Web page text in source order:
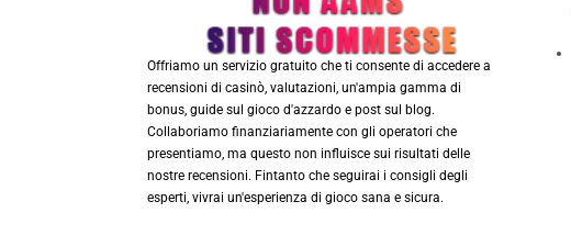
Offriamo un servizio gratuito che ti consente di accedere a
recensioni di casinò, valutazioni, un'ampia gamma di
bonus, guide sul gioco d'azzardo e post sul blog.
Collaboriamo finanziariamente con gli operatori che
presentiamo, ma questo non influisce sui risultati delle
nostre recensioni. Fintanto che seguirai i consigli degli
esperti, vivrai un'esperienza di gioco sana e sicura.